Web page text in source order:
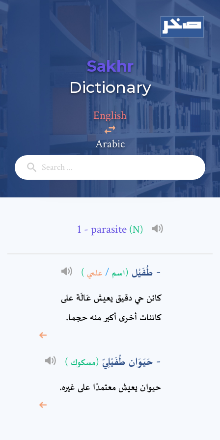
Sakhr
Dictionary
English
Arabic
- parasite (N)
طُفَيْل (اسم / علمي )
كائن حي دقيق يعيش عَالَة على
كائنات أخرى أكبر منه حجما.
حَيَوَان طُفَيْلِيّ (مسكوك )
حيوان يعيش معتمدًا على غيره.
Add a comment
Full Name: *
Subject: *
* sign, it means are
required fields